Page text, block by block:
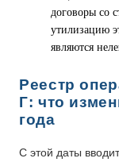
договоры со
утилизацию
являются
Реестр
Г: что
года
С этой даты